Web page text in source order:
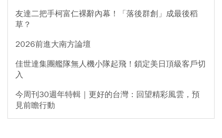
友達二把手柯富仁裸辭內幕！「落後群創」成最後稻
草？
2026前進大南方論壇
佳世達集團艦隊無人機小隊起飛！鎖定美日頂級客戶切
入
今周刊30週年特輯｜更好的台灣：回望精彩風雲，預
見前瞻行動